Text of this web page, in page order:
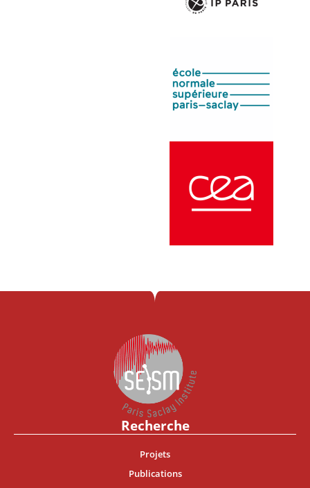
Recherche
Projets
Publications